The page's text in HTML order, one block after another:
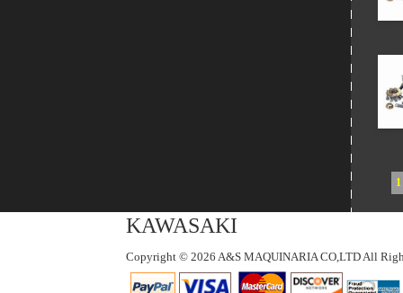
1
KAWASAKI
Copyright © 2026 A&S MAQUINARIA CO,LTD All